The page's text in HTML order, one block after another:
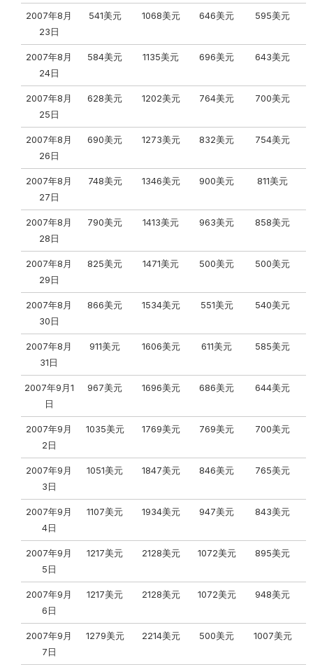
2007年8月
23日
541美元 1068美元 646美元 595美元
2007年8月
24日
584美元 1135美元 696美元 643美元
2007年8月
25日
628美元 1202美元 764美元 700美元
2007年8月
26日
690美元 1273美元 832美元 754美元
2007年8月
27日
748美元 1346美元 900美元 811美元
2007年8月
28日
790美元 1413美元 963美元 858美元
2007年8月
29日
825美元 1471美元 500美元 500美元
2007年8月
30日
866美元 1534美元 551美元 540美元
2007年8月
31日
911美元 1606美元 611美元 585美元
2007年9月1
日
967美元 1696美元 686美元 644美元
2007年9月
2日
1035美元 1769美元 769美元 700美元
2007年9月
3日
1051美元 1847美元 846美元 765美元
2007年9月
4日
1107美元 1934美元 947美元 843美元
2007年9月
5日
1217美元 2128美元 1072美元 895美元
2007年9月
6日
1217美元 2128美元 1072美元 948美元
2007年9月
7日
1279美元 2214美元 500美元 1007美元